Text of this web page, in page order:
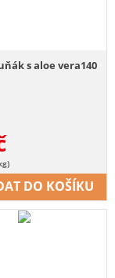
s aloe vera140
DO KOŠÍKU